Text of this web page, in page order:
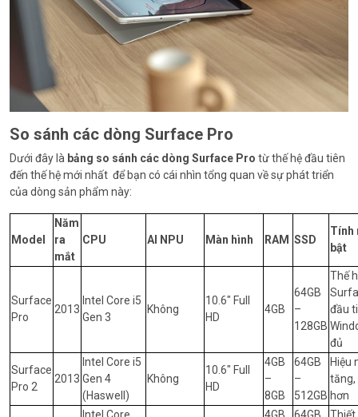
So sánh các dòng Surface Pro
Dưới đây là bảng so sánh các dòng Surface Pro từ thế hệ đầu tiên
đến thế hệ mới nhất để bạn có cái nhìn tổng quan về sự phát triển
của dòng sản phẩm này:
Model
Năm
ra
mắt
CPU AI NPU Màn hình RAM SSD
Tính
bật
Surface
Pro
2013
Intel Core i5
Gen 3
Không
10.6″ Full
HD
4GB
64GB
–
128GB
Thế
đầu
đủ
Surface
Pro 2
2013
Intel Core i5
Gen 4
(Haswell)
Không
10.6″ Full
HD
4GB
–
8GB
64GB
–
512GB
Hiệu
tăng,
hơn
Intel Core
4GB
64GB
Thiết